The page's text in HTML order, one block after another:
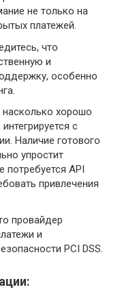
не только на
платежей.
что
и
особенно
насколько хорошо
с
Наличие готового
упростит
потребуется API
привлечения
провайдер
и
PCI DSS.